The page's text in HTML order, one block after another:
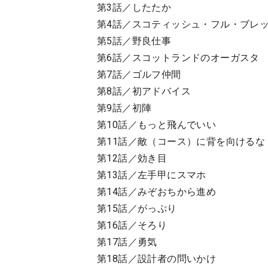
第3話／したたか
第4話／スコティッシュ・フル・ブレ
第5話／野良仕事
第6話／スコットランドのオーガスタ
第7話／ゴルフ仲間
第8話／初アドバイス
第9話／初陣
第10話／もっと飛んでいい
第11話／敵（コース）に背を向けるな
第12話／効き目
第13話／左手甲にスマホ
第14話／みぞおちから進め
第15話／がっぷり
第16話／そろり
第17話／勇気
第18話／設計者の問いかけ